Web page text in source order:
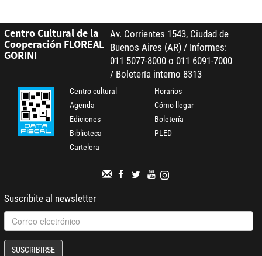
Centro Cultural de la
Cooperación FLOREAL
GORINI
Av. Corrientes 1543, Ciudad de
Buenos Aires (AR) / Informes:
011 5077-8000 o 011 6091-7000
/ Boletería interno 8313
Centro cultural
Agenda
Ediciones
Biblioteca
Cartelera
Horarios
Cómo llegar
Boletería
PLED
Suscribite al newsletter
SUSCRIBIRSE